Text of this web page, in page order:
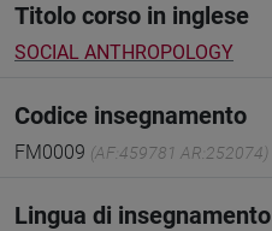
Titolo corso in inglese
SOCIAL ANTHROPOLOGY
Codice insegnamento
FM0009 (AF:459781 AR:252074)
Lingua di insegnamento